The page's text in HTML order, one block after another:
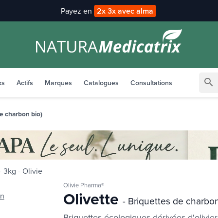
Livraison offerte àpd 35€ en Point
Actifs Marques Catalogues Consultations search
charbon bio)
Olivie Pharma®
Olivette- Briquettes de